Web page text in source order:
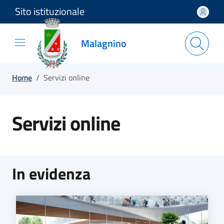
Salta e vai al contenuto
Salta e vai al footer
Sito istituzionale
Malagnino
Home / Servizi online
Servizi online
In evidenza